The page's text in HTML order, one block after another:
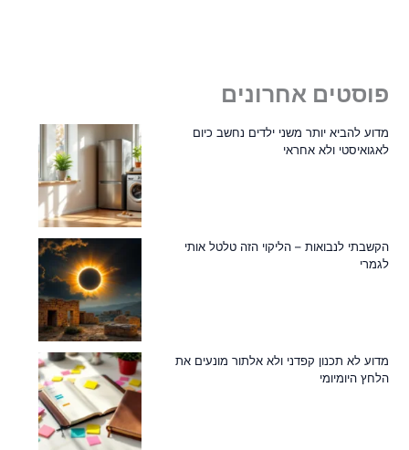
פוסטים אחרונים
מדוע להביא יותר משני ילדים נחשב כיום
לאגואיסטי ולא אחראי
הקשבתי לנבואות – הליקוי הזה טלטל אותי
לגמרי
מדוע לא תכנון קפדני ולא אלתור מונעים את
הלחץ היומיומי